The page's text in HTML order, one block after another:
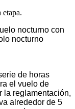
etapa.
nocturno con
nocturno
de horas
el vuelo de
la reglamentación,
alrededor de 5